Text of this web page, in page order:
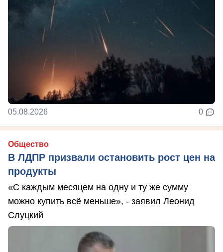
05.08.2026 0
Общество
В ЛДПР призвали остановить рост цен на
продукты
«С каждым месяцем на одну и ту же сумму
можно купить всё меньше», - заявил Леонид
Слуцкий